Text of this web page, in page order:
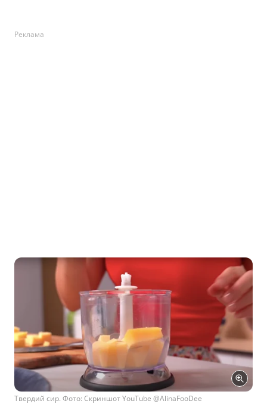
Реклама
Твердий сир. Фото: Скриншот YouTube @AlinaFooDee